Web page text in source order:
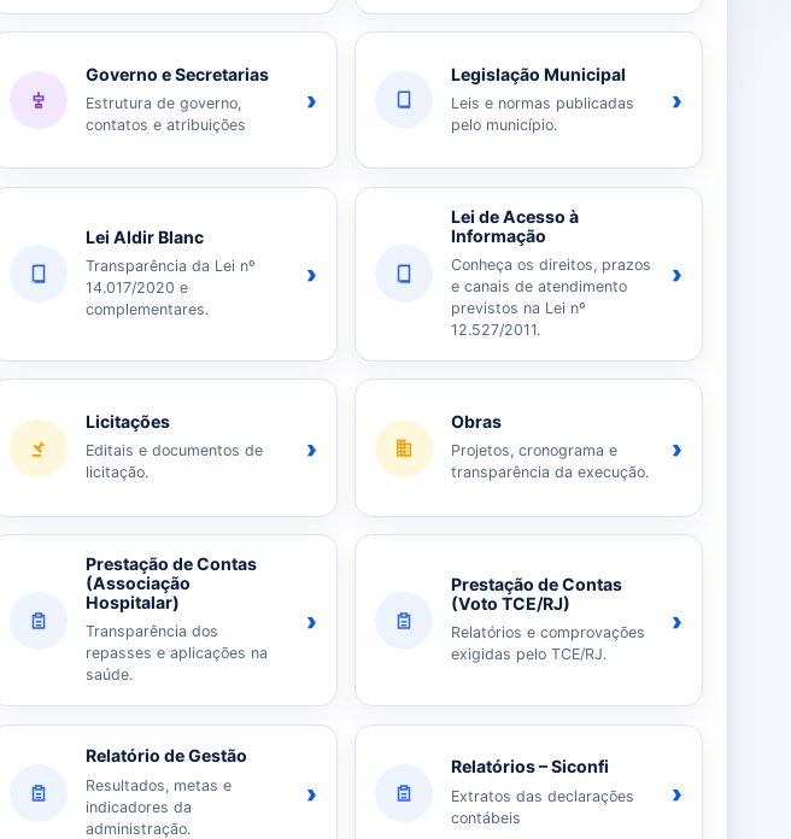
Governo e Secretarias
Estrutura de governo,
contatos e atribuições
›
Legislação Municipal
Leis e normas publicadas
pelo município.
›
Lei Aldir Blanc
Transparência da Lei nº
14.017/2020 e
complementares.
›
Lei de Acesso à
Informação
Conheça os direitos, prazos
e canais de atendimento
previstos na Lei nº
12.527/2011.
›
Licitações
Editais e documentos de
licitação.
›
Obras
Projetos, cronograma e
transparência da execução.
›
Prestação de Contas
(Associação
Hospitalar)
Transparência dos
repasses e aplicações na
saúde.
›
Prestação de Contas
(Voto TCE/RJ)
Relatórios e comprovações
exigidas pelo TCE/RJ.
›
Relatório de Gestão
Resultados, metas e
indicadores da
administração.
›
Relatórios – Siconfi
Extratos das declarações
contábeis
›